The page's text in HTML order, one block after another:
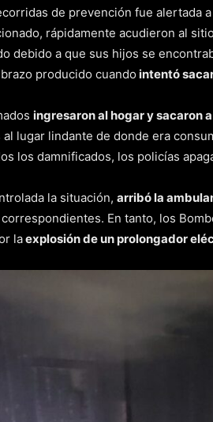
de prevención fue alertada
rápidamente acudieron al
debido a que sus hijos se
producido cuando intentó
ingresaron al hogar y sacaron
lugar lindante de donde era
los damnificados, los policías
la situación, arribó la
En tanto, los
laexplosión de un prolongador